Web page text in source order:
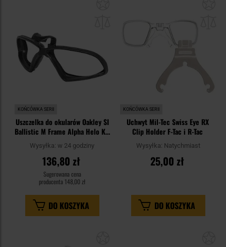
KOŃCÓWKA SERII
Uszczelka do okularów Oakley SI
Ballistic M Frame Alpha Helo Kit
100-807-001
Wysyłka: w 24 godziny
136,80 zł
Sugerowana cena
producenta 148,00 zł
DO KOSZYKA
KOŃCÓWKA SERII
Uchwyt Mil-Tec Swiss Eye RX
Clip Holder F-Tac i R-Tac
Wysyłka: Natychmiast
25,00 zł
DO KOSZYKA